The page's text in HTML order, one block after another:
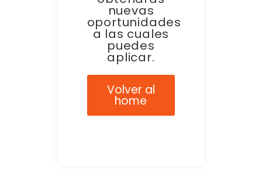
nuevas
oportunidades
a las cuales
puedes
aplicar.
Volver al
home